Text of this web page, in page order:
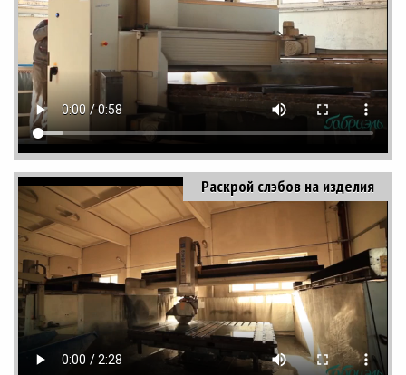
Раскрой слэбов на изделия